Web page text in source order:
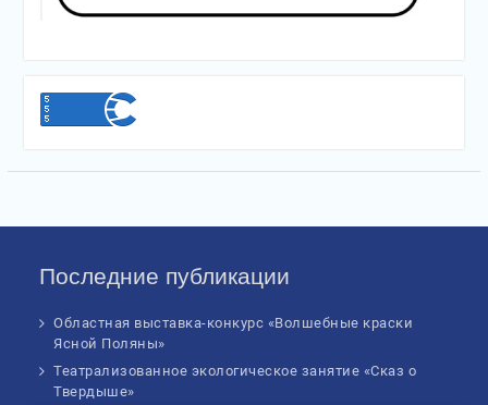
Последние публикации
Областная выставка-конкурс «Волшебные краски
Ясной Поляны»
Театрализованное экологическое занятие «Сказ о
Твердыше»